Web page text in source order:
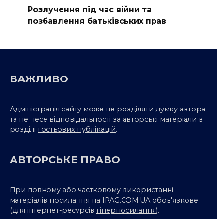
Розлучення під час війни та
позбавлення батьківських прав
ВАЖЛИВО
Адміністрація сайту може не розділяти думку автора
та не несе відповідальності за авторські матеріали в
розділі гостьових публікацій.
АВТОРСЬКЕ ПРАВО
При повному або частковому використанні
матеріалів посилання на
IPAG.COM.UA обов'язкове
(для інтернет-ресурсів гіперпосилання).